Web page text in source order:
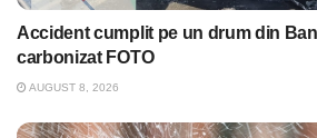
Accident cumplit pe un drum din
carbonizat FOTO
AUGUST 8, 2026